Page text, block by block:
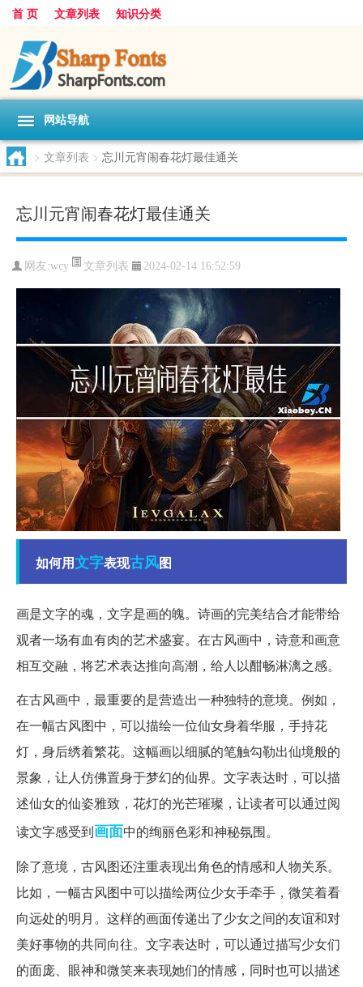
首 页 文章列表 知识分类
网站导航
> 文章列表 > 忘川元宵闹春花灯最佳通关
忘川元宵闹春花灯最佳通关
网友:wcy 文章列表 2024-02-14 16:52:59
如何用文字表现古风图
画是文字的魂，文字是画的魄。诗画的完美结合才能带给
观者一场有血有肉的艺术盛宴。在古风画中，诗意和画意
相互交融，将艺术表达推向高潮，给人以酣畅淋漓之感。
在古风画中，最重要的是营造出一种独特的意境。例如，
在一幅古风图中，可以描绘一位仙女身着华服，手持花
灯，身后绣着繁花。这幅画以细腻的笔触勾勒出仙境般的
景象，让人仿佛置身于梦幻的仙界。文字表达时，可以描
述仙女的仙姿雅致，花灯的光芒璀璨，让读者可以通过阅
读文字感受到画面中的绚丽色彩和神秘氛围。
除了意境，古风图还注重表现出角色的情感和人物关系。
比如，一幅古风图中可以描绘两位少女手牵手，微笑着看
向远处的明月。这样的画面传递出了少女之间的友谊和对
美好事物的共同向往。文字表达时，可以通过描写少女们
的面庞、眼神和微笑来表现她们的情感，同时也可以描述